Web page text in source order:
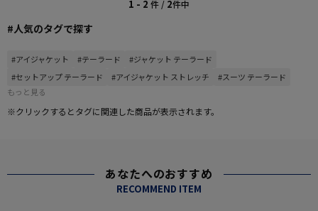
1 - 2 件 / 2件中
#人気のタグで探す
#アイジャケット #テーラード
#ジャケット テーラード
#セットアップ テーラード
#アイジャケット ストレッチ
#スーツ テーラード
もっと見る
※クリックするとタグに関連した商品が表示されます。
あなたへのおすすめ
RECOMMEND ITEM